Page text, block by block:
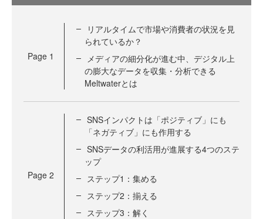
Page 1
リアルタイムで市場や消費者の状況を見
られているか？
メディアの細分化が進む中、デジタル上
の膨大なデータを収集・分析できる
Meltwaterとは
Page 2
SNSインパクトは「ポジティブ」にも
「ネガティブ」にも作用する
SNSデータの利活用が進展する4つのステ
ップ
ステップ1：集める
ステップ2：揃える
ステップ3：解く